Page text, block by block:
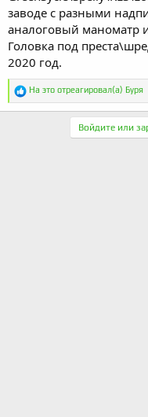
заводе с разными
аналоговый маноматр
Головка под
2020 год.
Р
а
На это отреагировал(а) Буря
Войдите или